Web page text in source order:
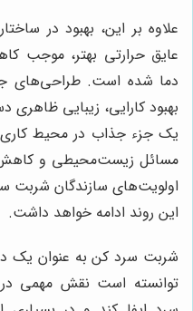
علاوه بر این، بهبود در
عایق حرارتی بهتر، موجب
دما شده است. طراحی‌های
بهبود کارایی، زیبایی ظاهری
یک جزء جذاب در محیط
مسائل زیست‌محیطی و
اولویت‌های سازندگان شربت
این روند ادامه خواهد داشت.
شربت سرد کن به عنوان یک
توانسته است نقش مهمی